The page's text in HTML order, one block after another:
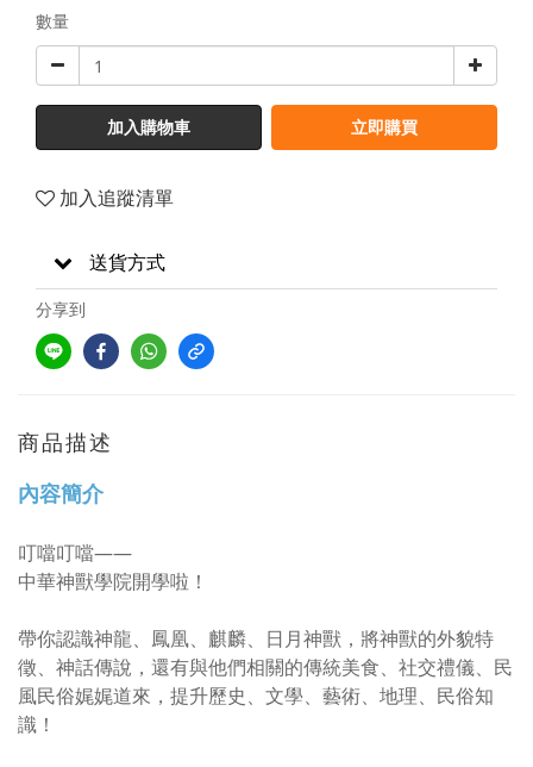
數量
加入購物車 立即購買
加入追蹤清單
送貨方式
分享到
商品描述
內容簡介
叮噹叮噹——
中華神獸學院開學啦！
帶你認識神龍、鳳凰、麒麟、日月神獸，將神獸的外貌特
徵、神話傳說，還有與他們相關的傳統美食、社交禮儀、民
風民俗娓娓道來，提升歷史、文學、藝術、地理、民俗知
識！